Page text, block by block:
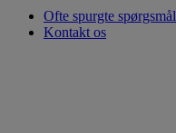
Ofte spurgte spørgsmål
Kontakt os